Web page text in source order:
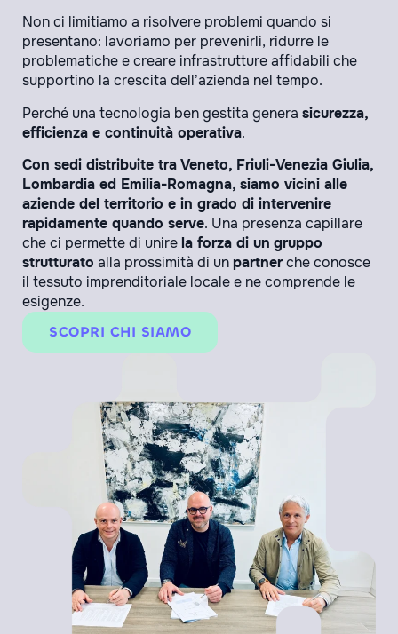
Non ci limitiamo a risolvere problemi quando si
presentano: lavoriamo per prevenirli, ridurre le
problematiche e creare infrastrutture affidabili che
supportino la crescita dell’azienda nel tempo.
Perché una tecnologia ben gestita genera sicurezza,
efficienza e continuità operativa.
Con sedi distribuite tra Veneto, Friuli-Venezia Giulia,
Lombardia ed Emilia-Romagna, siamo vicini alle
aziende del territorio e in grado di intervenire
rapidamente quando serve. Una presenza capillare
che ci permette di unirela forza di un gruppo
strutturato alla prossimità di unpartnerche conosce
il tessuto imprenditoriale locale e ne comprende le
esigenze.
SCOPRI CHI SIAMO